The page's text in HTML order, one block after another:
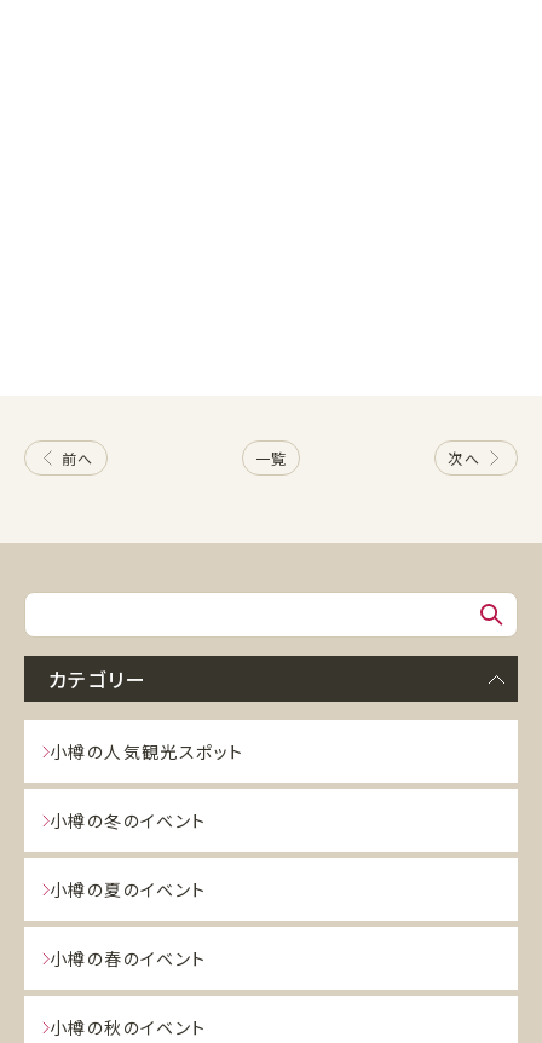
前へ 一覧 次へ
カテゴリー
小樽の人気観光スポット
小樽の冬のイベント
小樽の夏のイベント
小樽の春のイベント
小樽の秋のイベント